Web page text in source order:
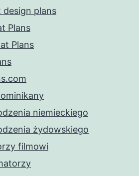
design plans
Plans
Plans
niemieckiego
żydowskiego
filmowi